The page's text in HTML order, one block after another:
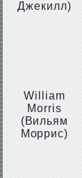
Джекилл)
William
Morris
(Вильям
Моррис)